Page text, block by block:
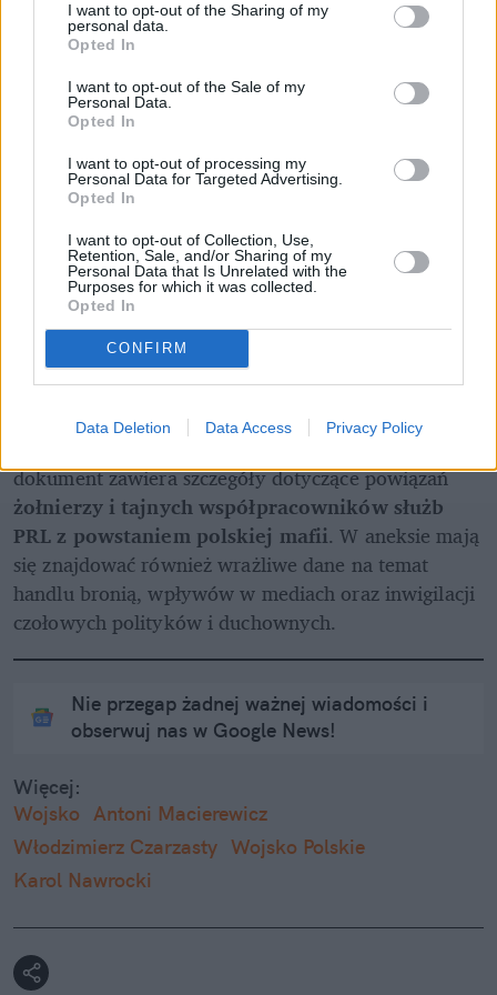
I want to opt-out of the Sharing of my
personal data.
Opted In
I want to opt-out of the Sale of my
Personal Data.
Opted In
I want to opt-out of processing my
Personal Data for Targeted Advertising.
Opted In
I want to opt-out of Collection, Use,
Retention, Sale, and/or Sharing of my
Personal Data that Is Unrelated with the
Purposes for which it was collected.
Opted In
CONFIRM
Data Deletion Data Access Privacy Policy
Pociągiem z Polski do Włoch?!
Nowość od PKP Intercity! |
kierunek:PODRÓŻE
Dlaczego ta sprawa budzi tak skrajne reakcje?
Aneks, stworzony w 2007 roku pod okiem
Antoniego Macierewicza, od lat jest owiany
dokument zawiera szczegóły dotyczące powiązań
żołnierzy i tajnych współpracowników służb
PRL z powstaniem polskiej mafii. W aneksie mają
się znajdować również wrażliwe dane na temat
handlu bronią, wpływów w mediach oraz inwigilacji
czołowych polityków i duchownych.
Nie przegap żadnej ważnej wiadomości i
obserwuj nas w Google News!
Więcej:
Wojsko Antoni Macierewicz
Włodzimierz Czarzasty Wojsko Polskie
Karol Nawrocki